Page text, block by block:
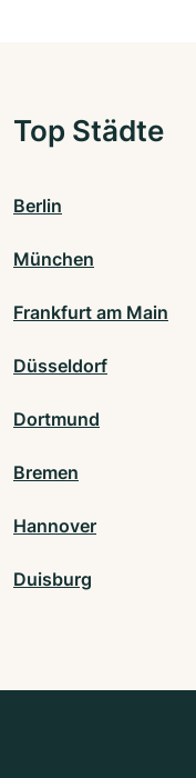
Top Städte
Berlin
München
Frankfurt am Main
Düsseldorf
Dortmund
Bremen
Hannover
Duisburg